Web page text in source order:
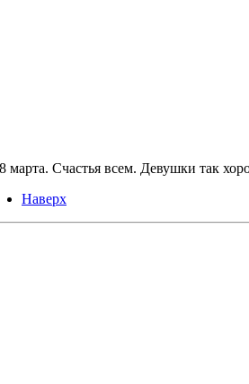
марта. Счастья всем. Девушки так
Наверх